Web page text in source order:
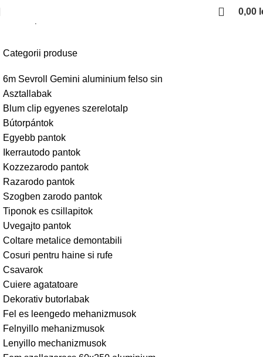
0,00
Categorii produse
6m Sevroll Gemini aluminium felso sin
Asztallabak
Blum clip egyenes szerelotalp
Bútorpántok
Egyebb pantok
Ikerrautodo pantok
Kozzezarodo pantok
Razarodo pantok
Szogben zarodo pantok
Tiponok es csillapitok
Uvegajto pantok
Coltare metalice demontabili
Cosuri pentru haine si rufe
Csavarok
Cuiere agatatoare
Dekorativ butorlabak
Fel es leengedo mehanizmusok
Felnyillo mehanizmusok
Lenyillo mechanizmusok